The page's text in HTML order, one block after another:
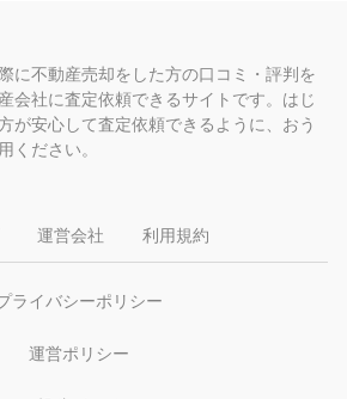
に不動産売却をした方の口コミ・評判を
会社に査定依頼できるサイトです。はじ
が安心して査定依頼できるように、おう
ください。
運営会社 利用規約
ライバシーポリシー
運営ポリシー